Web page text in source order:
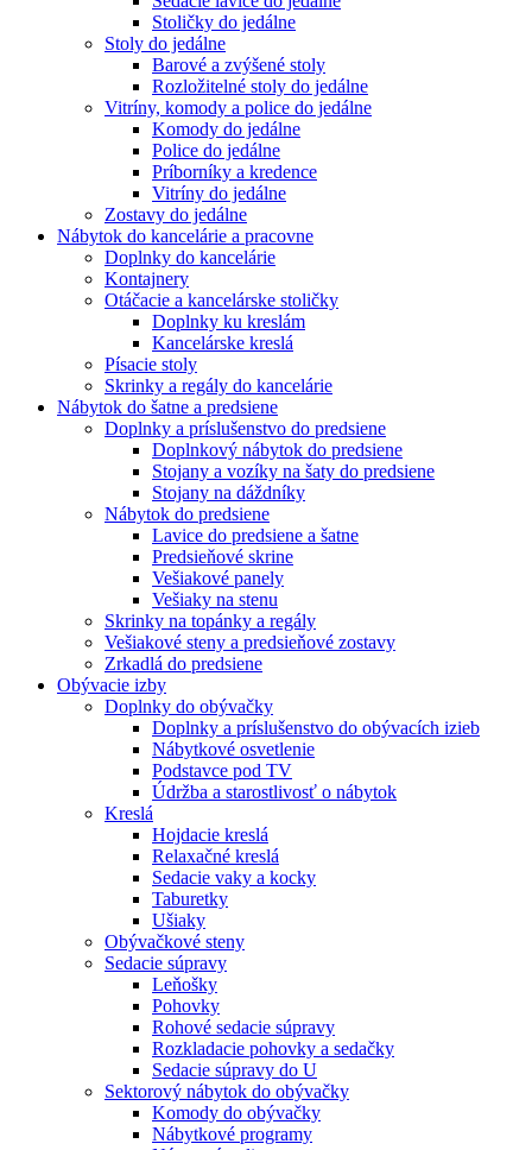
Stoličky do jedálne
Stoly do jedálne
Barové a zvýšené stoly
Rozložitelné stoly do jedálne
Vitríny, komody a police do jedálne
Komody do jedálne
Police do jedálne
Príborníky a kredence
Vitríny do jedálne
Zostavy do jedálne
Nábytok do kancelárie a pracovne
Doplnky do kancelárie
Kontajnery
Otáčacie a kancelárske stoličky
Doplnky ku kreslám
Kancelárske kreslá
Písacie stoly
Skrinky a regály do kancelárie
Nábytok do šatne a predsiene
Doplnky a príslušenstvo do predsiene
Doplnkový nábytok do predsiene
Stojany a vozíky na šaty do predsiene
Stojany na dáždníky
Nábytok do predsiene
Lavice do predsiene a šatne
Predsieňové skrine
Vešiakové panely
Vešiaky na stenu
Skrinky na topánky a regály
Vešiakové steny a predsieňové zostavy
Zrkadlá do predsiene
Obývacie izby
Doplnky do obývačky
Doplnky a príslušenstvo do obývacích izieb
Nábytkové osvetlenie
Podstavce pod TV
Údržba a starostlivosť o nábytok
Kreslá
Hojdacie kreslá
Relaxačné kreslá
Sedacie vaky a kocky
Taburetky
Ušiaky
Obývačkové steny
Sedacie súpravy
Leňošky
Pohovky
Rohové sedacie súpravy
Rozkladacie pohovky a sedačky
Sedacie súpravy do U
Sektorový nábytok do obývačky
Komody do obývačky
Nábytkové programy